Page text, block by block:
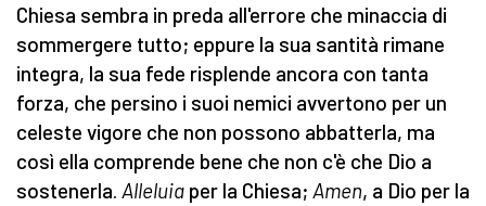
Chiesa sembra in preda all'errore che minaccia di
sommergere tutto; eppure la sua santità rimane
integra, la sua fede risplende ancora con tanta
forza, che persino i suoi nemici avvertono per un
celeste vigore che non possono abbatterla, ma
così ella comprende bene che non c'è che Dio a
sostenerla. Alleluia per la Chiesa; Amen, a Dio per la